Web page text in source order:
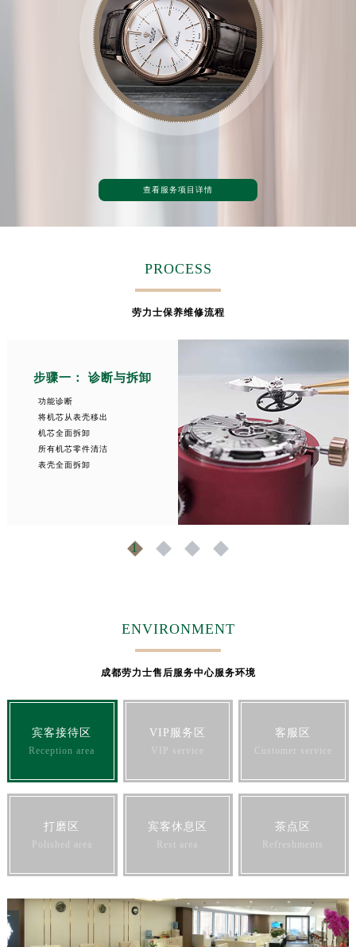
查看服务项目详情
PROCESS
劳力士保养维修流程
步骤一： 诊断与拆卸
功能诊断
将机芯从表壳移出
机芯全面拆卸
所有机芯零件清洁
表壳全面拆卸
1 2 3 4
ENVIRONMENT
成都劳力士售后服务中心服务环境
宾客接待区
Reception area
VIP服务区
VIP service
客服区
Customer service
打磨区
Polished area
宾客休息区
Rest area
茶点区
Refreshments